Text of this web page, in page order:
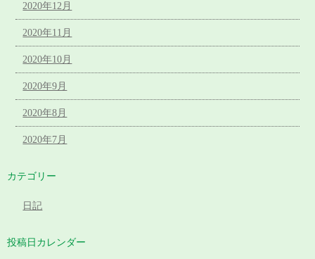
2020年12月
2020年11月
2020年10月
2020年9月
2020年8月
2020年7月
カテゴリー
日記
投稿日カレンダー